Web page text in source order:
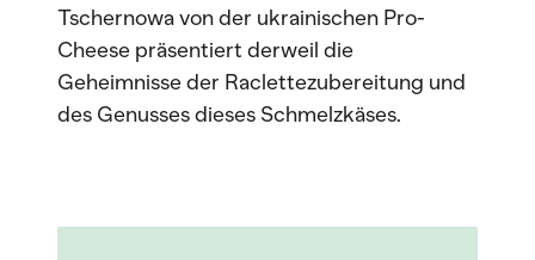
Tschernowa von der ukrainischen Pro-
Cheese präsentiert derweil die
Geheimnisse der Raclettezubereitung und
des Genusses dieses Schmelzkäses.